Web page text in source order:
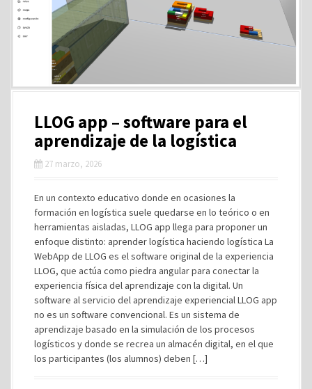
LLOG app – software para el
aprendizaje de la logística
27 marzo, 2026
En un contexto educativo donde en ocasiones la
formación en logística suele quedarse en lo teórico o en
herramientas aisladas, LLOG app llega para proponer un
enfoque distinto: aprender logística haciendo logística La
WebApp de LLOG es el software original de la experiencia
LLOG, que actúa como piedra angular para conectar la
experiencia física del aprendizaje con la digital. Un
software al servicio del aprendizaje experiencial LLOG app
no es un software convencional. Es un sistema de
aprendizaje basado en la simulación de los procesos
logísticos y donde se recrea un almacén digital, en el que
los participantes (los alumnos) deben […]